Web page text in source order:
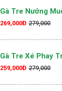
Gà Tre Nướng
269,000Đ 279,000
Gà Tre Xé Phay
259,000Đ 279,000